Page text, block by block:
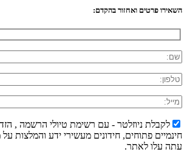
השאירו פרטים ואחזור בהקדם:
לקבלת ניוזלטר - עם רשימת טיולי הרשמה ,
חינמיים פתוחים, חידונים מעשירי ידע והמלצות
עתה עלו לאתר.